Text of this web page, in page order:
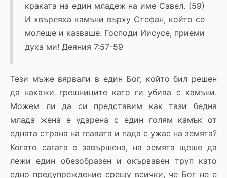
краката на един младеж на име Савел. (59)
И хвърляха камъни върху Стефан, който се
молеше и казваше: Господи Иисусе, приеми
духа ми! Деяния 7:57-59
Тези мъже вярвали в един Бог, който бил решен
да накажи грешниците като ги убива с камъни.
Можем ли да си представим как тази бедна
млада жена е ударена с един голям камък от
едната страна на главата и пада с ужас на земята?
Когато сагата е завършена, на земята щеше да
лежи един обезобразен и окървавен труп като
едно предупреждение срещу всички, че Бог не е